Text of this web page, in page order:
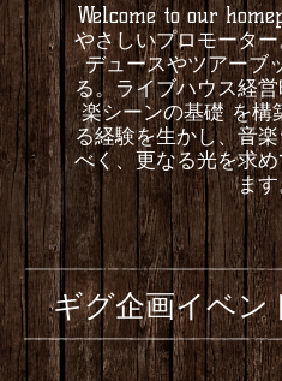
Welcome to our
やさしいプロモータ
デュースやツアーブ
る。ライブハウス経
楽シーンの基礎 を構
る経験を生かし、音
べく、更なる光を求
ます
ギグ企画イベン